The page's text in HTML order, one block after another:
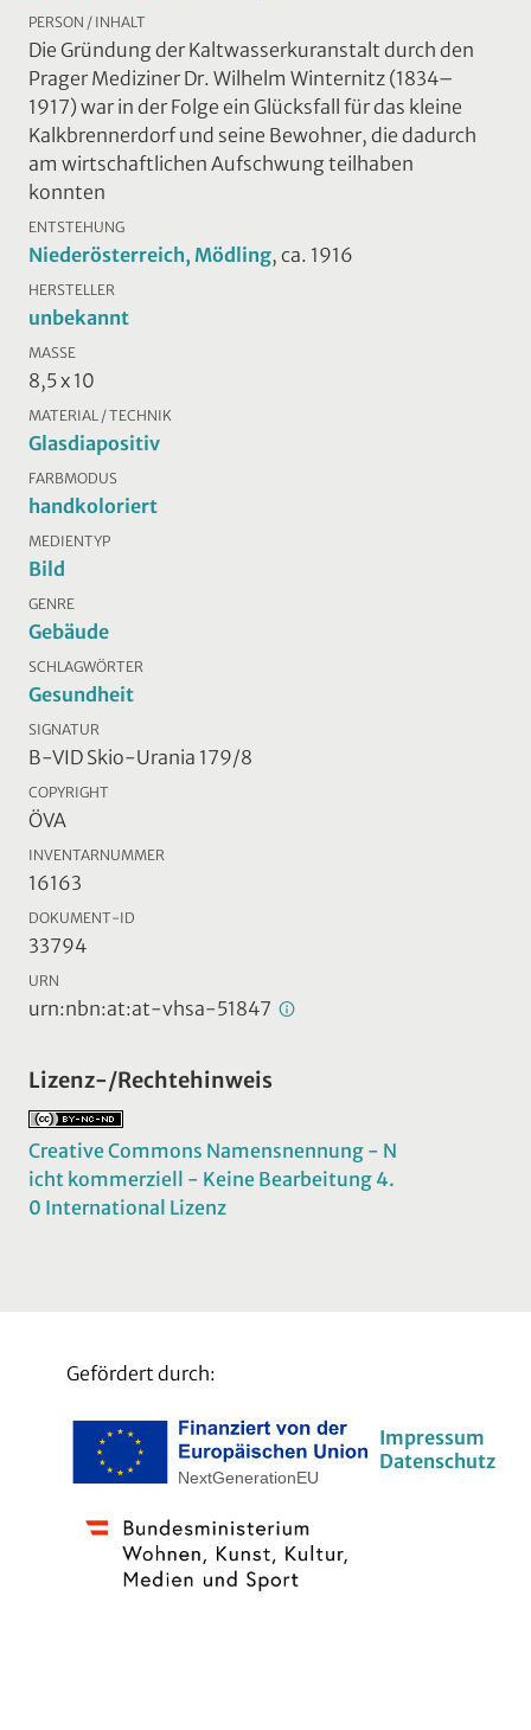
PERSON / INHALT
Die Gründung der Kaltwasserkuranstalt durch den
Prager Mediziner Dr. Wilhelm Winternitz (1834–
1917) war in der Folge ein Glücksfall für das kleine
Kalkbrennerdorf und seine Bewohner, die dadurch
am wirtschaftlichen Aufschwung teilhaben
konnten
ENTSTEHUNG
Niederösterreich, Mödling, ca. 1916
HERSTELLER
unbekannt
MASSE
8,5 x 10
MATERIAL / TECHNIK
Glasdiapositiv
FARBMODUS
handkoloriert
MEDIENTYP
Bild
GENRE
Gebäude
SCHLAGWÖRTER
Gesundheit
SIGNATUR
B-VID Skio-Urania 179/8
COPYRIGHT
ÖVA
INVENTARNUMMER
16163
DOKUMENT-ID
33794
URN
urn:nbn:at:at-vhsa-51847
Lizenz-/Rechtehinweis
Creative Commons Namensnennung - N
icht kommerziell - Keine Bearbeitung 4.
0 International Lizenz
Gefördert durch:
Impressum
Datenschutz